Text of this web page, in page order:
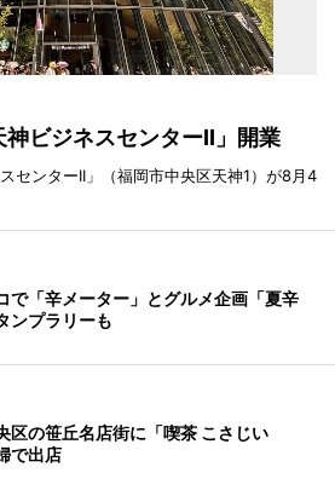
ビジネスセンターII」開業
センターII」（福岡市中央区天神1）が8月4
で「辛メーター」とグルメ企画「夏辛
プラリーも
区の笹丘名店街に「喫茶 こさじい
で出店